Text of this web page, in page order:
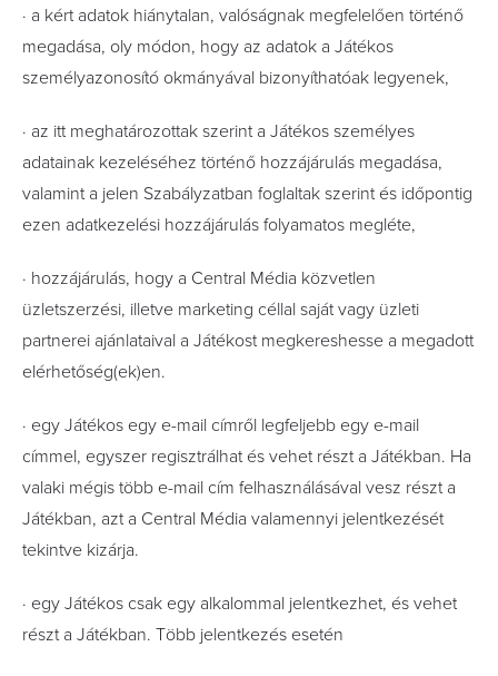
· a kért adatok hiánytalan, valóságnak megfelelően történő
megadása, oly módon, hogy az adatok a Játékos
személyazonosító okmányával bizonyíthatóak legyenek,
· az itt meghatározottak szerint a Játékos személyes
adatainak kezeléséhez történő hozzájárulás megadása,
valamint a jelen Szabályzatban foglaltak szerint és időpontig
ezen adatkezelési hozzájárulás folyamatos megléte,
· hozzájárulás, hogy a Central Média közvetlen
üzletszerzési, illetve marketing céllal saját vagy üzleti
partnerei ajánlataival a Játékost megkereshesse a megadott
elérhetőség(ek)en.
· egy Játékos egy e-mail címről legfeljebb egy e-mail
címmel, egyszer regisztrálhat és vehet részt a Játékban. Ha
valaki mégis több e-mail cím felhasználásával vesz részt a
Játékban, azt a Central Média valamennyi jelentkezését
tekintve kizárja.
· egy Játékos csak egy alkalommal jelentkezhet, és vehet
részt a Játékban. Több jelentkezés esetén